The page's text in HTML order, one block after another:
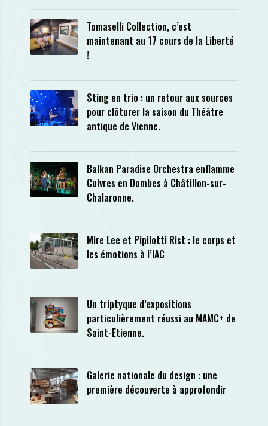
Tomaselli Collection, c’est
maintenant au 17 cours de la Liberté
!
Sting en trio : un retour aux sources
pour clôturer la saison du Théâtre
antique de Vienne.
Balkan Paradise Orchestra enflamme
Cuivres en Dombes à Châtillon-sur-
Chalaronne.
Mire Lee et Pipilotti Rist : le corps et
les émotions à l’IAC
Un triptyque d’expositions
particulièrement réussi au MAMC+ de
Saint-Etienne.
Galerie nationale du design : une
première découverte à approfondir